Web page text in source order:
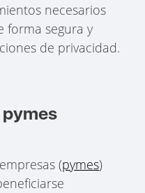
necesarios
forma segura y
de privacidad.
(pymes)